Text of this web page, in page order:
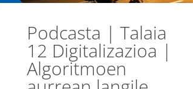
Podcasta | Talaia
12 Digitalizazioa |
Algoritmoen